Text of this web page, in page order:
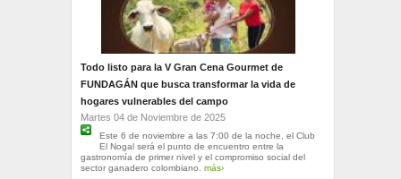
Todo listo para la V Gran Cena Gourmet de
FUNDAGÁN que busca transformar la vida de
hogares vulnerables del campo
Martes 04 de Noviembre de 2025
Este 6 de noviembre a las 7:00 de la noche, el Club
El Nogal será el punto de encuentro entre la
gastronomía de primer nivel y el compromiso social del
sector ganadero colombiano. más›